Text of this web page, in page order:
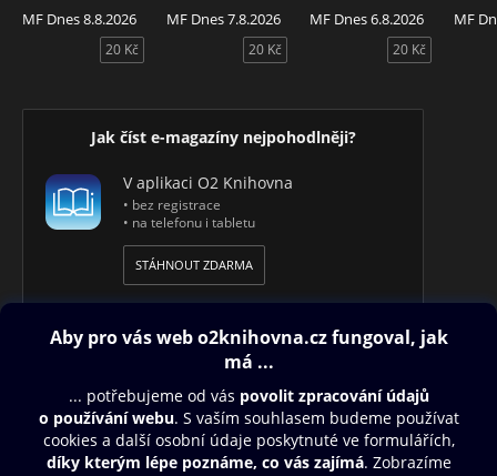
V RÁMCI NÁKUPU MÁTE K DISPOZICI 2 LIBOVOLNÁ
REGIONÁLNÍ VYDÁNÍ TOHOTO TITULU.
MF Dnes 8.8.2026
20 Kč
MF Dnes 7.8.2026
20 Kč
MF Dnes 6.8.2026
20 Kč
MF
Jak číst e-magazíny nejpohodlněji?
V aplikaci O2 Knihovna
• bez registrace
• na telefonu i tabletu
STÁHNOUT ZDARMA
Obsah ke stažení
Moje O2 Knihovna